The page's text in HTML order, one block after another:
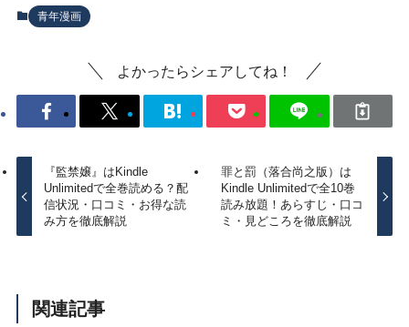
青年漫画
よかったらシェアしてね！
『監禁嬢』はKindle
Unlimitedで全巻読める？配
信状況・口コミ・お得な読
み方を徹底解説
罪と罰（落合尚之版）は
Kindle Unlimitedで全10巻
読み放題！あらすじ・口コ
ミ・見どころを徹底解説
関連記事